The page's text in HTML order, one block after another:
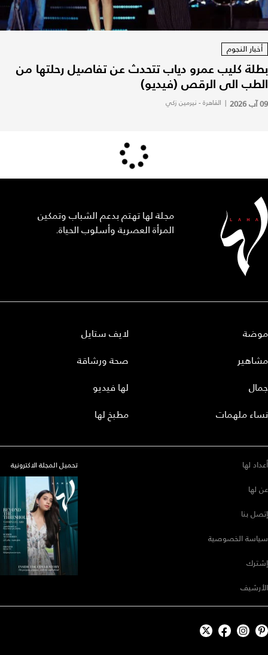
أخبار النجوم
بطلة كليب عمرو دياب تتحدث عن تفاصيل رحلتها من
الطب الى الرقص (فيديو)
09 آب 2026 | القاهرة - نيرمين زكي
مجلة لها تهتم بدعم الشباب وتمكين
المرأة العصرية وأسلوب الحياة.
موضة
مشاهير
جمال
نساء ملهمات
لايف ستايل
صحة ورشاقة
لها فيديو
مطبخ لها
أعداد لها
عن لها
إتصل بنا
سياسة الخصوصية
إشترك
الأرشيف
تحميل المجلة الاكترونية